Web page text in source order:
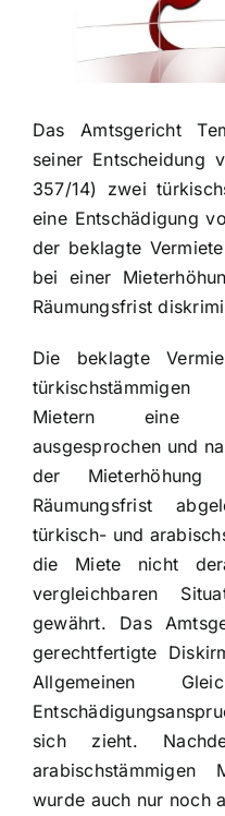
Das Amtsgericht
seiner Entscheidung
357/14) zwei
eine Entschädigung
der beklagte
bei einer
Räumungsfrist
Die beklagte
türkischstämmigen
Mietern eine
ausgesprochen und
der
Räumungsfrist
türkisch- und
die Miete nicht
vergleichbaren
gewährt. Das
gerechtfertigte
Allgemeinen
sich zieht.
arabischstämmigen
wurde auch nur noch